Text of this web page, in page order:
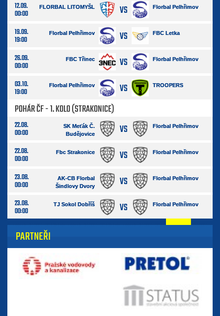
12.09.
00:00
FLORBAL LITOMYŠL VS Florbal Pelhřimov
19.09.
19:00
Florbal Pelhřimov VS FBC Letka
26.09.
00:00
FBC Třinec VS Florbal Pelhřimov
03.10.
19:00
Florbal Pelhřimov VS TROOPERS
POHÁR ČF - 1. KOLO (STRAKONICE)
22.08.
00:00
SK Meťák Č.
Budějovice
VS Florbal Pelhřimov
22.08.
00:00
Fbc Strakonice VS Florbal Pelhřimov
23.08.
00:00
AK-CB Florbal
Šindlovy Dvory
VS Florbal Pelhřimov
23.08.
00:00
TJ Sokol Dobříš VS Florbal Pelhřimov
PARTNEŘI